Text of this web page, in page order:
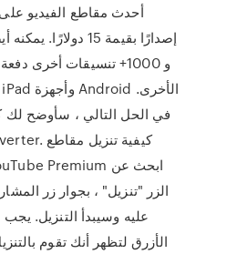
أحدث مقاطع الفيديو
إصدارًا بقيمة 15
في الحل التالي ، سأوضح لك
الزر "تنزيل" ، بجوار زر
عليه وسيبدأ التنزيل.
الأزرق لتظهر أنك تقوم